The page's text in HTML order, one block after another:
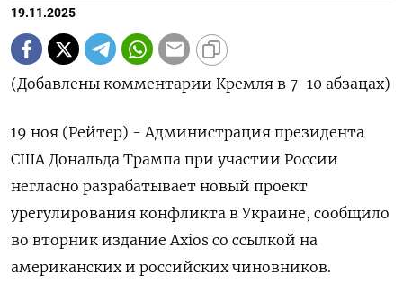
19.11.2025
(Добавлены комментарии Кремля в 7-10 абзацах)
19 ноя (Рейтер) - Администрация президента
США Дональда Трампа при участии России
негласно разрабатывает новый проект
урегулирования конфликта в Украине, сообщило
во вторник издание Axios со ссылкой на
американских и российских чиновников.